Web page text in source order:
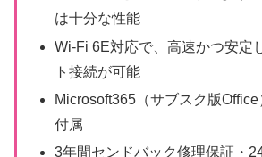
は十分な性能
Wi-Fi 6E対応で、高速かつ安定
ト接続が可能
Microsoft365（サブスク版
付属
3年間センドバック修理保証・